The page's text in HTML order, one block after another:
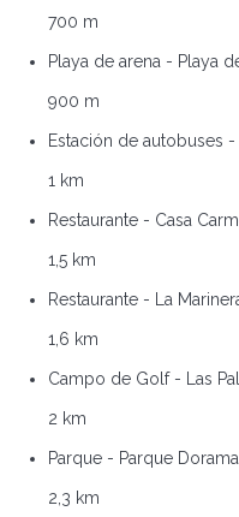
700 m
Playa de arena - Playa
900 m
Estación de autobuses
1 km
Restaurante - Casa
1,5 km
Restaurante - La
1,6 km
Campo de Golf - Las
2 km
Parque - Parque
2,3 km